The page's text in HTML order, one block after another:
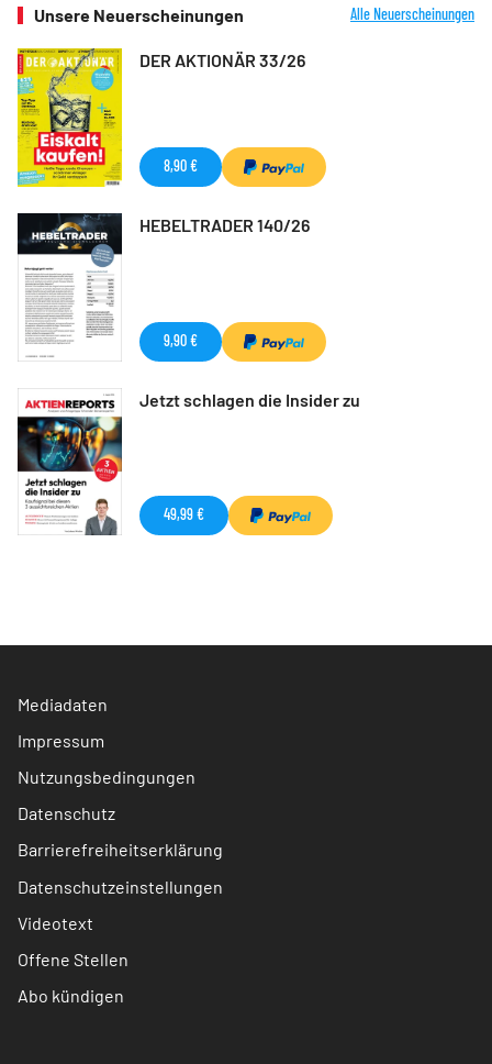
Unsere Neuerscheinungen Alle Neuerscheinungen
DER AKTIONÄR 33/26
8,90 €
HEBELTRADER 140/26
9,90 €
Jetzt schlagen die Insider zu
49,99 €
Mediadaten
Impressum
Nutzungsbedingungen
Datenschutz
Barrierefreiheitserklärung
Datenschutzeinstellungen
Videotext
Offene Stellen
Abo kündigen